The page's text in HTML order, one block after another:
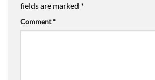
fields are marked *
Comment*